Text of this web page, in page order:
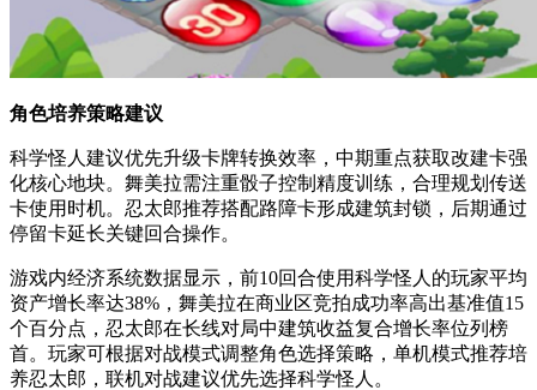
角色培养策略建议
科学怪人建议优先升级卡牌转换效率，中期重点获取改建卡强
化核心地块。舞美拉需注重骰子控制精度训练，合理规划传送
卡使用时机。忍太郎推荐搭配路障卡形成建筑封锁，后期通过
停留卡延长关键回合操作。
游戏内经济系统数据显示，前10回合使用科学怪人的玩家平均
资产增长率达38%，舞美拉在商业区竞拍成功率高出基准值15
个百分点，忍太郎在长线对局中建筑收益复合增长率位列榜
首。玩家可根据对战模式调整角色选择策略，单机模式推荐培
养忍太郎，联机对战建议优先选择科学怪人。